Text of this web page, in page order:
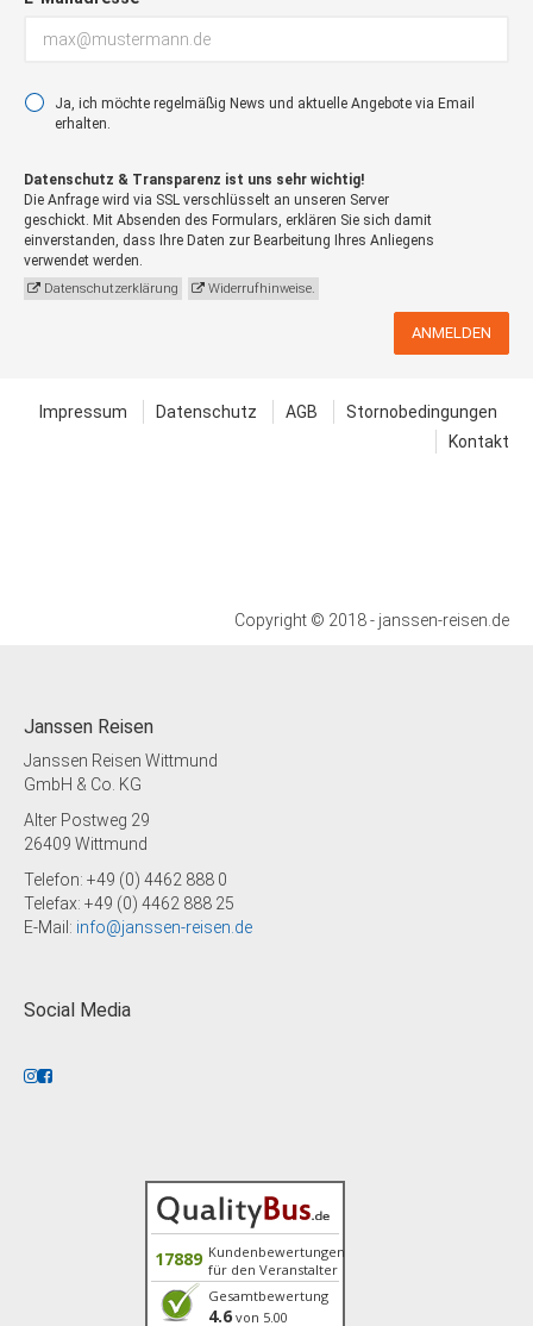
Ja, ich möchte regelmäßig News und aktuelle Angebote via Email
erhalten.
Datenschutz & Transparenz ist uns sehr wichtig!
Die Anfrage wird via SSL verschlüsselt an unseren Server
geschickt. Mit Absenden des Formulars, erklären Sie sich damit
einverstanden, dass Ihre Daten zur Bearbeitung Ihres Anliegens
verwendet werden.
Datenschutzerklärung Widerrufhinweise.
ANMELDEN
Impressum Datenschutz AGB
Stornobedingungen
Kontakt
Copyright © 2018 - janssen-reisen.de
Janssen Reisen
Janssen Reisen Wittmund
GmbH & Co. KG
Alter Postweg 29
26409 Wittmund
Telefon: +49 (0) 4462 888 0
Telefax: +49 (0) 4462 888 25
E-Mail: info@janssen-reisen.de
Social Media
17889 Kundenbewertungen
für den Veranstalter
Gesamtbewertung
4.6 von 5.00